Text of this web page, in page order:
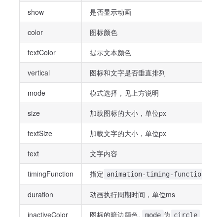
show 是否显示动画
color 图标颜色
textColor 提示文本颜色
vertical 图标和文字是否垂直排列
mode 模式选择，见上方说明
size 加载图标的大小，单位px
textSize 加载文字的大小，单位px
text 文字内容
timingFunction 指定 animation-timing-function
duration 动画执行周期时间，单位ms
inactiveColor 图标的暗边颜色, mode 为 circle